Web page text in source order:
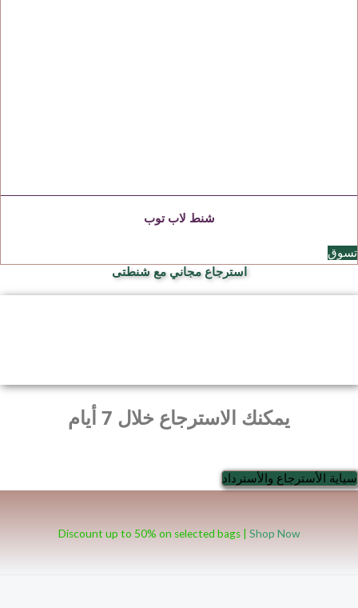
شنط لاب توب
تسوق
استرجاع مجاني مع شنطتى
يمكنك الاسترجاع خلال 7 أيام
سياية الأسترجاع والأسترداد
Discount up to 50% on selected bags | Shop Now